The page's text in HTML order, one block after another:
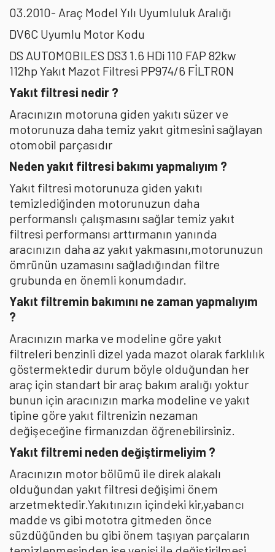
03.2010- Araç Model Yılı Uyumluluk Aralığı
DV6C Uyumlu Motor Kodu
DS AUTOMOBILES DS3 1.6 HDi 110 FAP 82kw
112hp Yakıt Mazot Filtresi PP974/6 FİLTRON
Yakıt filtresi nedir ?
Aracınızın motoruna giden yakıtı süzer ve
motorunuza daha temiz yakıt gitmesini sağlayan
otomobil parçasıdır
Neden yakıt filtresi bakımı yapmalıyım ?
Yakıt filtresi motorunuza giden yakıtı
temizlediğinden motorunuzun daha
performanslı çalışmasını sağlar temiz yakıt
filtresi performansı arttırmanın yanında
aracınızın daha az yakıt yakmasını,motorunuzun
ömrünün uzamasını sağladığından filtre
grubunda en önemli konumdadır.
Yakıt filtremin bakımını ne zaman yapmalıyım
?
Aracınızın marka ve modeline göre yakıt
filtreleri benzinli dizel yada mazot olarak farklılık
göstermektedir durum böyle olduğundan her
araç için standart bir araç bakım aralığı yoktur
bunun için aracınızın marka modeline ve yakıt
tipine göre yakıt filtrenizin nezaman
değişeceğine firmanızdan öğrenebilirsiniz.
Yakıt filtremi neden değiştirmeliyim ?
Aracınızın motor bölümü ile direk alakalı
olduğundan yakıt filtresi değişimi önem
arzetmektedir.Yakıtınızın içindeki kir,yabancı
madde vs gibi mototra gitmeden önce
süzdüğünden bu gibi önem taşıyan parçaların